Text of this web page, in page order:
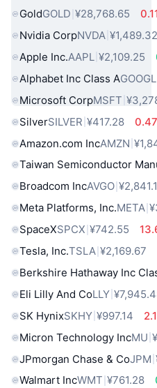
GoldGOLD ¥28,768.65
Nvidia CorpNVDA ¥1,489.32
Apple Inc.AAPL ¥2,109.25
Alphabet Inc Class AGOOGL
Microsoft CorpMSFT
SilverSILVER ¥417.28
Amazon.com IncAMZN
Taiwan Semiconductor
Broadcom IncAVGO
Meta Platforms, Inc.META
SpaceXSPCX ¥742.55
Tesla, Inc.TSLA ¥2,169.67
Berkshire Hathaway Inc
Eli Lilly And CoLLY
SK HynixSKHY ¥997.14
Micron Technology IncMU
JPmorgan Chase & CoJPM
Walmart IncWMT ¥761.28